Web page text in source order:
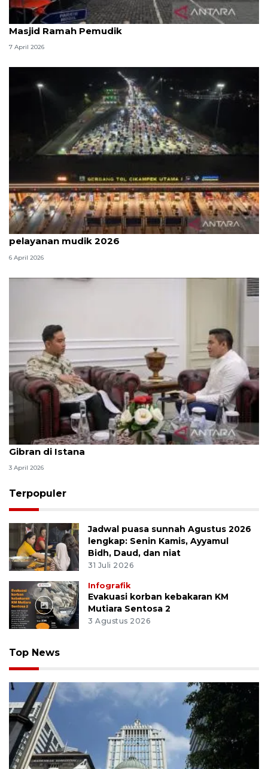
Kemenag: 3,5 juta orang manfaatkan layanan
Masjid Ramah Pemudik
7 April 2026
Survei: 88,8 persen responden puas dengan
pelayanan mudik 2026
6 April 2026
Seskab Teddy silaturahmi Idul Fitri ke Wapres
Gibran di Istana
3 April 2026
Terpopuler
Jadwal puasa sunnah Agustus 2026
lengkap: Senin Kamis, Ayyamul
Bidh, Daud, dan niat
31 Juli 2026
Infografik
Evakuasi korban kebakaran KM
Mutiara Sentosa 2
3 Agustus 2026
Top News